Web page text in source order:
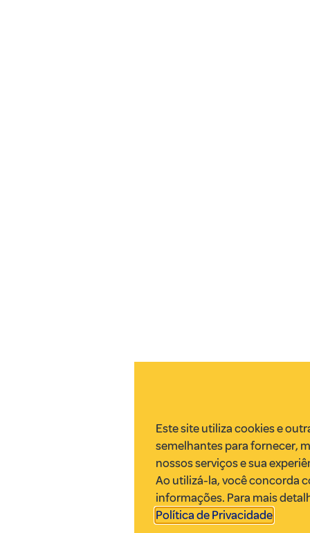
Este site utiliza cookies e
semelhantes para fornecer,
nossos serviços e sua
Ao utilizá-la, você concorda
informações. Para mais
Política de Privacidade.